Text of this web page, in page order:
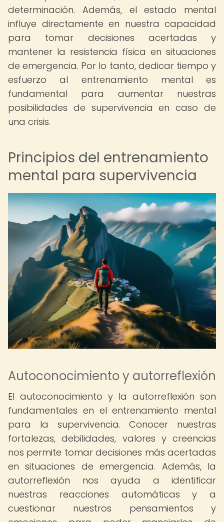
determinación. Además, el estado mental
influye directamente en nuestra capacidad
para tomar decisiones acertadas y
mantener la resistencia física en situaciones
de emergencia. Por lo tanto, dedicar tiempo y
esfuerzo al entrenamiento mental es
fundamental para aumentar nuestras
posibilidades de supervivencia en caso de
una crisis.
Principios del entrenamiento
mental para supervivencia
Autoconocimiento y autorreflexión
El autoconocimiento y la autorreflexión son
fundamentales en el entrenamiento mental
para la supervivencia. Conocer nuestras
fortalezas, debilidades, valores y creencias
nos permite tomar decisiones más acertadas
en situaciones de emergencia. Además, la
autorreflexión nos ayuda a identificar
nuestras reacciones automáticas y a
cuestionar nuestros pensamientos y